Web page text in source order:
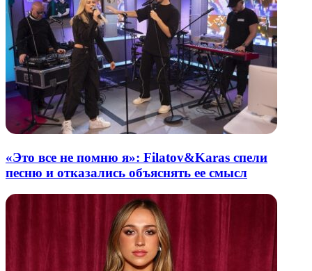
«Это все не помню я»: Filatov&Karas спели
песню и отказались объяснять ее смысл